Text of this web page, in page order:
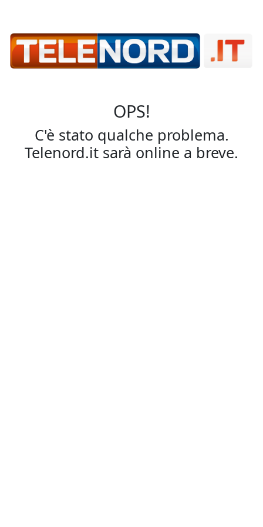
OPS!
C'è stato qualche problema.
Telenord.it sarà online a breve.